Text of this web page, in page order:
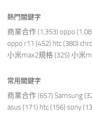
熱門關鍵字
商業合作 (1,353) oppo
oppo r11 (452) htc (380)
小米max2規格 (325) 小米
常用關鍵字
商業合作 (657) Samsung
asus (171) htc (156) sony